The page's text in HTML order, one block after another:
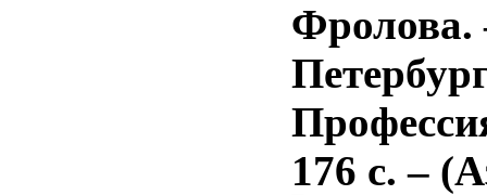
Фролова.
176 с. –